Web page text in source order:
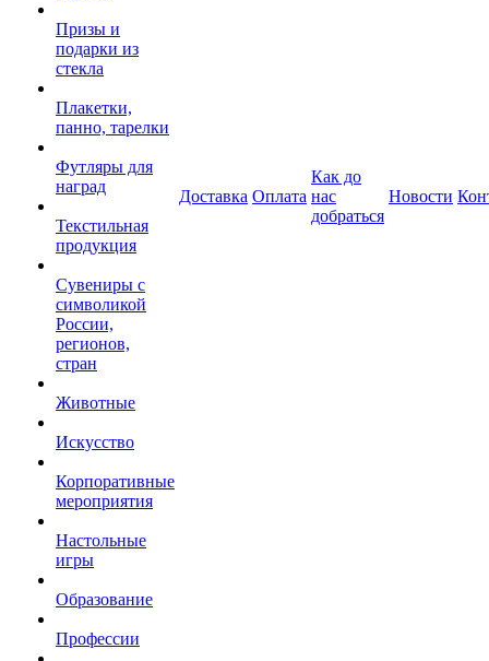
Призы и
подарки из
стекла
Плакетки,
панно, тарелки
Футляры для
наград
Текстильная
продукция
Сувениры с
символикой
России,
регионов,
стран
Животные
Искусство
Корпоративные
мероприятия
Настольные
игры
Образование
Профессии
Доставка Оплата
Как до
нас
добраться
Новости